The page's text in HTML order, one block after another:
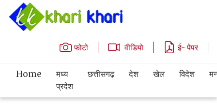
फोटो वीडियो ई- पेपर
Home
मध्य
प्रदेश
छत्तीसगढ़ देश खेल विदेश